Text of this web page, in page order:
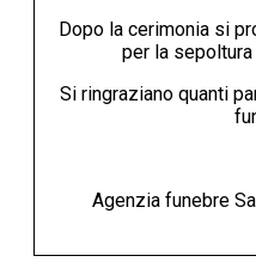
Dopo la cerimonia si
per la
Si ringraziano quanti
Agenzia funebre